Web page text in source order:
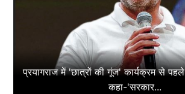
प्रयागराज में 'छात्रों की गूंज' कार्यक्रम से पहले
कहा-'सरकार...